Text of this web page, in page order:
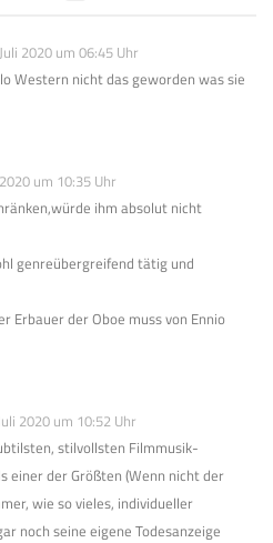
2020 um 06:45 Uhr
Western nicht das geworden was sie
um 10:35 Uhr
ihm absolut nicht
genreübergreifend tätig und
Erbauer der Oboe muss von Ennio
2020 um 10:52 Uhr
stilvollsten Filmmusik-
einer der Größten (Wenn nicht der
wie so vieles, individueller
noch seine eigene Todesanzeige